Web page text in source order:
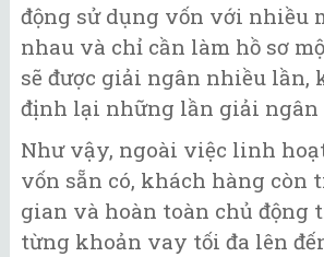
động sử dụng vốn với nhiều
nhau và chỉ cần làm hồ sơ
sẽ được giải ngân nhiều lần,
định lại những lần giải ngân
Như vậy, ngoài việc linh
vốn sẵn có, khách hàng còn
gian và hoàn toàn chủ động
từng khoản vay tối đa lên